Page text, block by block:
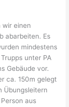
wir einen
abarbeiten. Es
mindestens
unter PA
Gebäude vor.
ca. 150m gelegt
Übungsleitern
aus